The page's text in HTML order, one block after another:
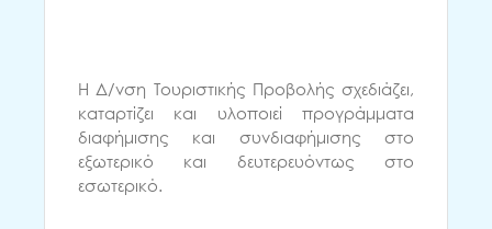
Η Δ/νση Τουριστικής Προβολής σχεδιάζει,
καταρτίζει και υλοποιεί προγράμματα
διαφήμισης και συνδιαφήμισης στο
εξωτερικό και δευτερευόντως στο
εσωτερικό.